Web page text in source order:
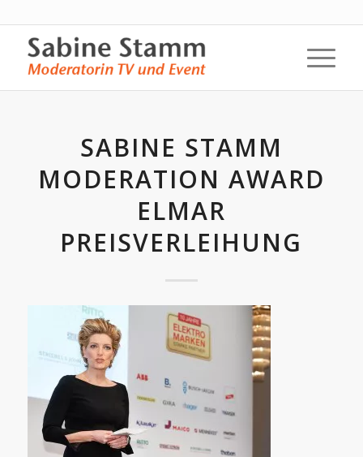
SABINE STAMM
MODERATION AWARD
ELMAR
PREISVERLEIHUNG